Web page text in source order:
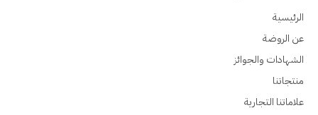
الرئيسية
عن الروضة
الشهادات والجوائز
منتجاتنا
علاماتنا التجارية